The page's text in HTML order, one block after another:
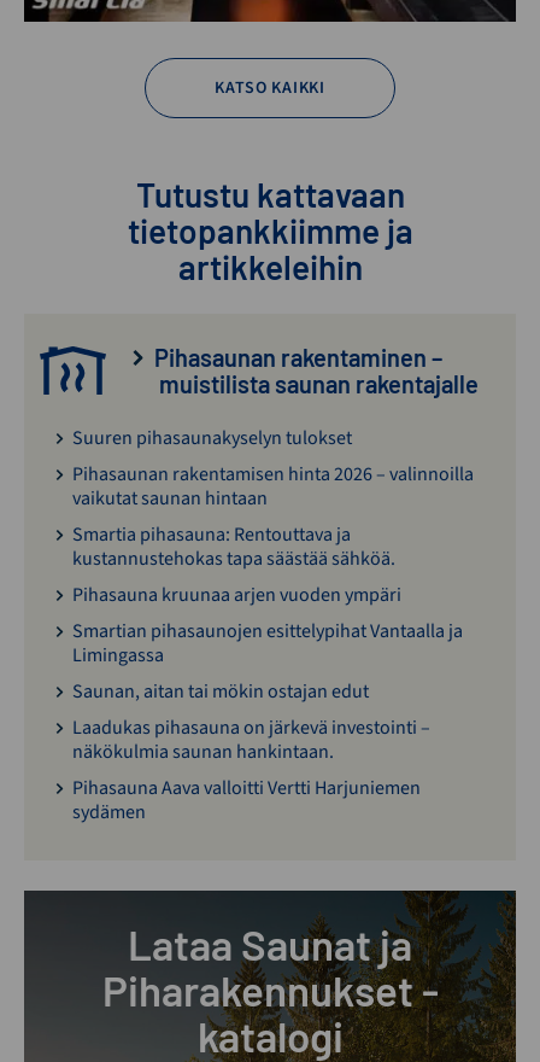
KATSO KAIKKI
Tutustu kattavaan
tietopankkiimme ja
artikkeleihin
Pihasaunan rakentaminen –
muistilista saunan rakentajalle
Suuren pihasaunakyselyn tulokset
Pihasaunan rakentamisen hinta 2026 – valinnoilla
vaikutat saunan hintaan
Smartia pihasauna: Rentouttava ja
kustannustehokas tapa säästää sähköä.
Pihasauna kruunaa arjen vuoden ympäri
Smartian pihasaunojen esittelypihat Vantaalla ja
Limingassa
Saunan, aitan tai mökin ostajan edut
Laadukas pihasauna on järkevä investointi –
näkökulmia saunan hankintaan.
Pihasauna Aava valloitti Vertti Harjuniemen
sydämen
Lataa Saunat ja
Piharakennukset -
katalogi